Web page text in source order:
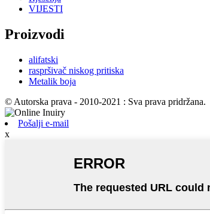
VIJESTI
Proizvodi
alifatski
raspršivač niskog pritiska
Metalik boja
© Autorska prava - 2010-2021 : Sva prava pridržana.
Pošalji e-mail
x